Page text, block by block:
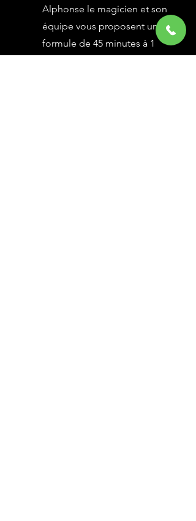
Alphonse le magicien et son
équipe vous proposent une
formule de 45 minutes à 1